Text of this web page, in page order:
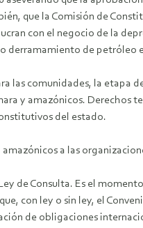
que la Comisión de
con el negocio de la
derramamiento de petróleo
las comunidades, la etapa
y amazónicos. Derechos
del estado.
a las
de Consulta. Es el
con ley o sin ley, el
de obligaciones